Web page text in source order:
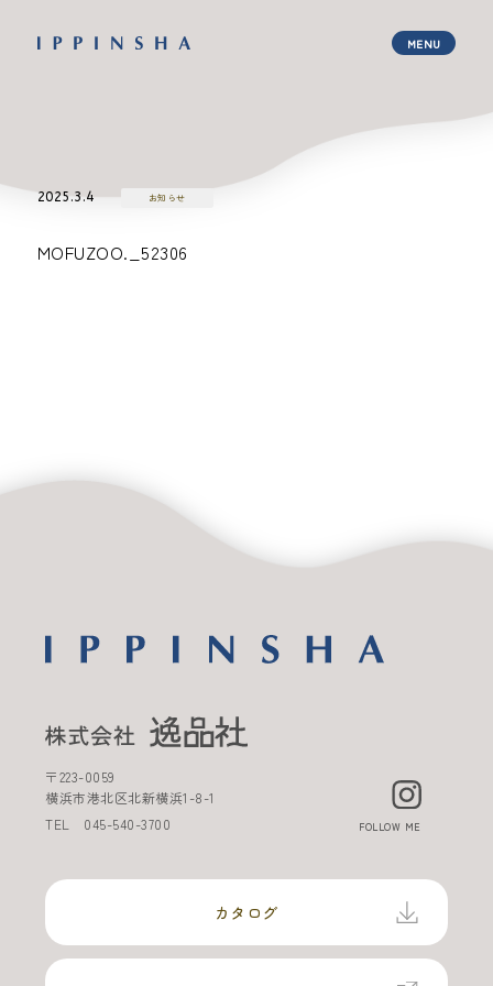
2025.3.4 お知らせ
MOFUZOO._52306
〒223-0059
横浜市港北区北新横浜1-8-1
TEL 045-540-3700 FOLLOW ME
カタログ